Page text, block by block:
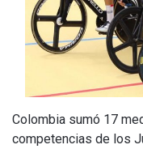
Colombia sumó 17
competencias de los